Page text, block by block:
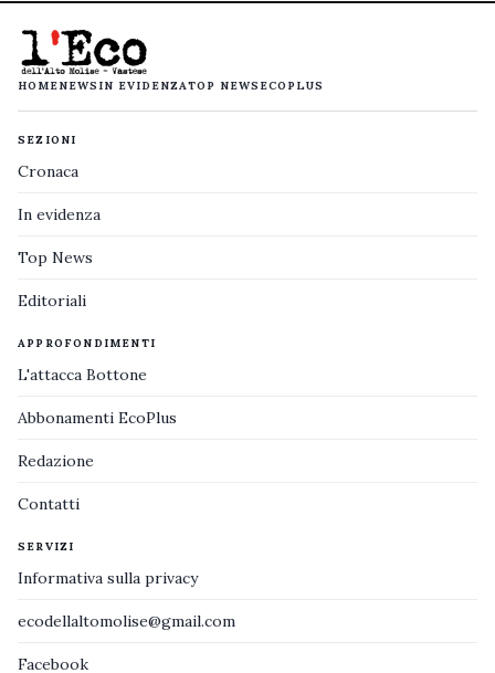
HOMENEWS IN EVIDENZATOP NEWS ECOPLUS
SEZIONI
Cronaca
In evidenza
Top News
Editoriali
APPROFONDIMENTI
L'attacca Bottone
Abbonamenti EcoPlus
Redazione
Contatti
SERVIZI
Informativa sulla privacy
ecodellaltomolise@gmail.com
Facebook